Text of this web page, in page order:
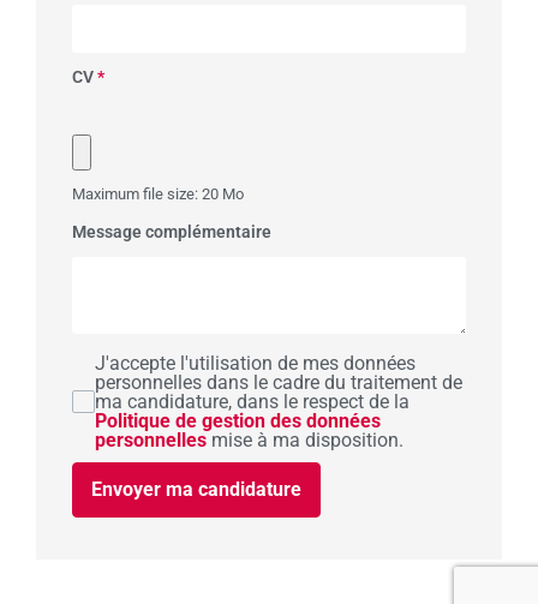
CV*
Maximum file size: 20 Mo
Message complémentaire
J'accepte l'utilisation de mes données
personnelles dans le cadre du traitement de
ma candidature, dans le respect de la
Politique de gestion des données
personnelles mise à ma disposition.
Envoyer ma candidature